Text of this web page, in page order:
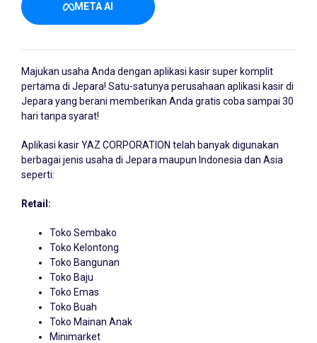
META AI
Majukan usaha Anda dengan aplikasi kasirsuper komplit
pertama di Jepara! Satu-satunya perusahaan aplikasi kasir di
Jepara yang berani memberikan Anda gratis coba sampai 30
hari tanpa syarat!
Aplikasi kasir YAZ CORPORATION telah banyak digunakan
berbagai jenis usaha di Jepara maupun Indonesia dan Asia
seperti:
Retail:
Toko Sembako
Toko Kelontong
Toko Bangunan
Toko Baju
Toko Emas
Toko Buah
Toko Mainan Anak
Minimarket